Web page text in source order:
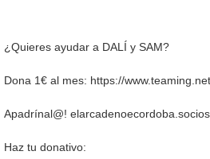
¿Quieres ayudar a DALÍ y SAM?
Dona 1€ al mes: https://
Apadrínal@!
Haz tu donativo: